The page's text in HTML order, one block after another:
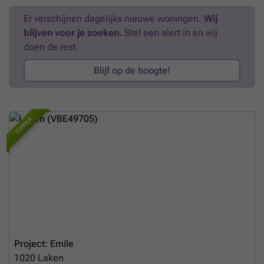
Er verschijnen dagelijks nieuwe woningen. Wij
blijven voor je zoeken. Stel een alert in en wij
doen de rest.
Blijf op de hoogte!
TOPPER
Project: Emile
1020 Laken